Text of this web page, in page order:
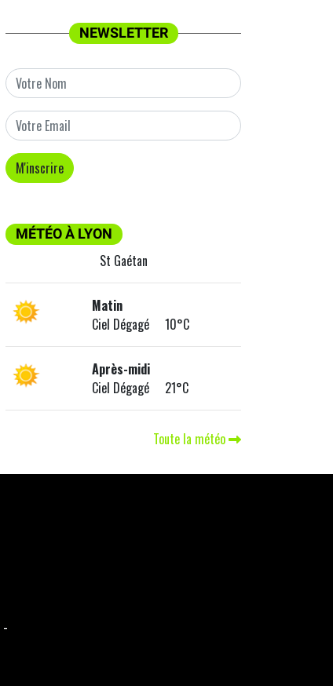
NEWSLETTER
MÉTÉO À LYON
St Gaétan
Matin
Ciel Dégagé 10°C
Après-midi
Ciel Dégagé 21°C
Toute la météo
-